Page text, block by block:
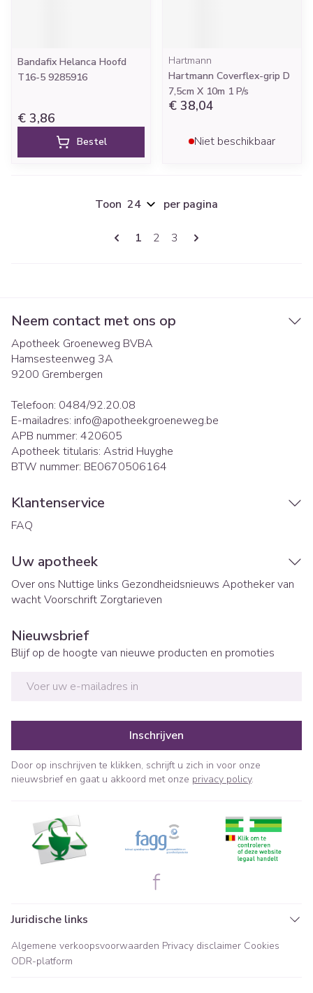
Bandafix Helanca Hoofd
T16-5 9285916
€ 3,86
Bestel
Hartmann
Hartmann Coverflex-grip D
7,5cm X 10m 1 P/s
€ 38,04
Niet beschikbaar
Pagina's
U lees momenteel pagina
1 Pagina
2 Pagina
3
Toon per pagina
Neem contact met ons op
Apotheek Groeneweg BVBA
Hamsesteenweg 3A
9200 Grembergen
Telefoon: 0484/92.20.08
E-mailadres: info@apotheekgroeneweg.be
APB nummer: 420605
Apotheek titularis: Astrid Huyghe
BTW nummer: BE0670506164
Klantenservice
FAQ
Uw apotheek
Over ons Nuttige links Gezondheidsnieuws Apotheker van
wachtVoorschrift Zorgtarieven
Nieuwsbrief
Blijf op de hoogte van nieuwe producten en promoties
Inschrijven
Door op inschrijven te klikken, schrijft u zich in voor onze
nieuwsbrief en gaat u akkoord met onze privacy policy.
Juridische links
Algemene verkoopsvoorwaarden Privacy disclaimer Cookies
ODR-platform